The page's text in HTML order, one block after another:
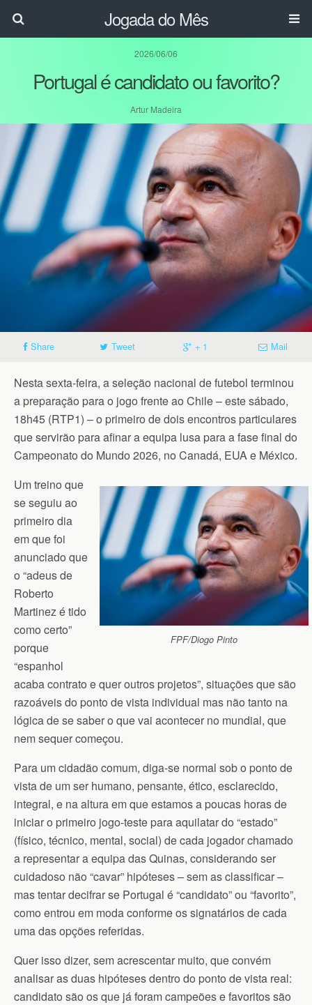
Jogada do Mês
2026/06/06
Portugal é candidato ou favorito?
Artur Madeira
Share Tweet + 1 Mail
Nesta sexta-feira, a seleção nacional de futebol terminou
a preparação para o jogo frente ao Chile – este sábado,
18h45 (RTP1) – o primeiro de dois encontros particulares
que servirão para afinar a equipa lusa para a fase final do
Campeonato do Mundo 2026, no Canadá, EUA e México.
FPF/Diogo Pinto
Um treino que
se seguiu ao
primeiro dia
em que foi
anunciado que
o “adeus de
Roberto
Martinez é tido
como certo”
porque
“espanhol
acaba contrato e quer outros projetos”, situações que são
razoáveis do ponto de vista individual mas não tanto na
lógica de se saber o que vai acontecer no mundial, que
nem sequer começou.
Para um cidadão comum, diga-se normal sob o ponto de
vista de um ser humano, pensante, ético, esclarecido,
integral, e na altura em que estamos a poucas horas de
iniciar o primeiro jogo-teste para aquilatar do “estado”
(físico, técnico, mental, social) de cada jogador chamado
a representar a equipa das Quinas, considerando ser
cuidadoso não “cavar” hipóteses – sem as classificar –
mas tentar decifrar se Portugal é “candidato” ou “favorito”,
como entrou em moda conforme os signatários de cada
uma das opções referidas.
Quer isso dizer, sem acrescentar muito, que convém
analisar as duas hipóteses dentro do ponto de vista real:
candidato são os que já foram campeões e favoritos são